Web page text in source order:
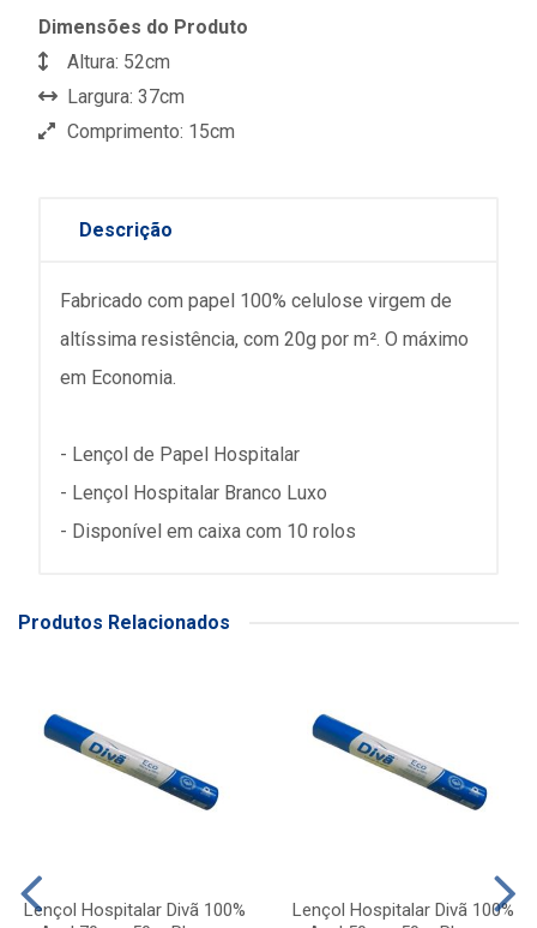
Dimensões do Produto
Altura: 52cm
Largura: 37cm
Comprimento: 15cm
Descrição
Fabricado com papel 100% celulose virgem de
altíssima resistência, com 20g por m². O máximo
em Economia.
- Lençol de Papel Hospitalar
- Lençol Hospitalar Branco Luxo
- Disponível em caixa com 10 rolos
Produtos Relacionados
Lençol Hospitalar Divã 100%
Lençol Hospitalar Divã 100%